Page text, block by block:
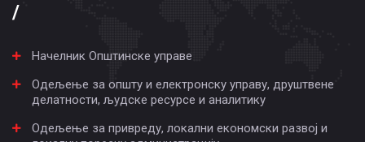
/
Начелник Општинске управе
Одељење за општу и електронску управу, друштвене
делатности, људске ресурсе и аналитику
Одељење за привреду, локални економски развој и